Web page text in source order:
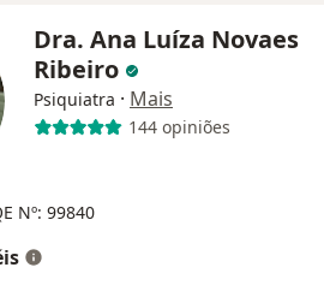
Dra. Ana Luíza Novaes
Ribeiro
Psiquiatra · Mais
144 opiniões
Nº: 99840